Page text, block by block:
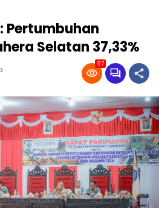
Pertumbuhan
Selatan 37,33%
97